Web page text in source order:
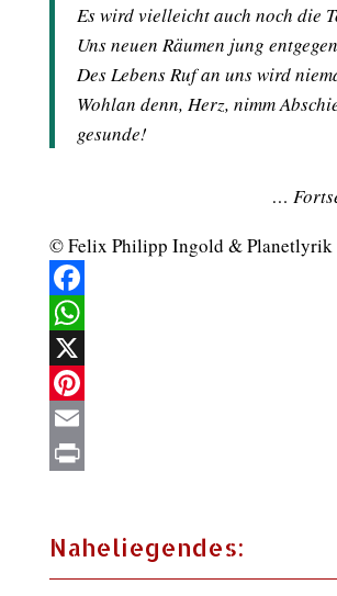
Es wird vielleicht auch noch die
Uns neuen Räumen jung
Des Lebens Ruf an uns wird
Wohlan denn, Herz, nimm
gesunde!
…
© Felix Philipp Ingold & Planetlyrik
Facebook
WhatsApp
X
Pinterest
Email
Naheliegendes: